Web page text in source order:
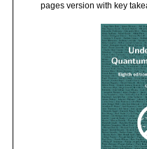
pages version with key